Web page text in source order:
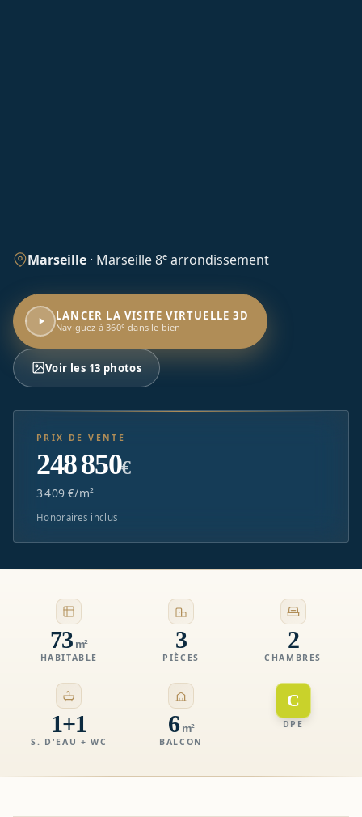
Marseille · Marseille 8e arrondissement
LANCER LA VISITE VIRTUELLE 3D
Naviguez à 360° dans le bien
Voir les 13 photos
PRIX DE VENTE
248 850€
3 409 €/m²
Honoraires inclus
73 m²
HABITABLE
3
PIÈCES
2
CHAMBRES
1+1
S. D'EAU + WC
6 m²
BALCON
C
DPE